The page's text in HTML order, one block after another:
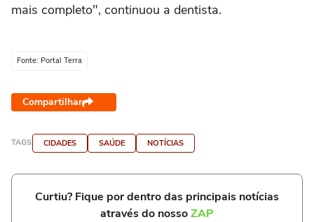
mais completo", continuou a dentista.
Fonte: Portal Terra
Compartilhar
TAGS CIDADES SAÚDE NOTÍCIAS
Curtiu? Fique por dentro das principais notícias
através do nossoZAP